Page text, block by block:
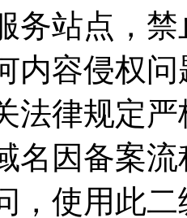
务站点，
内容侵权
法律规定
名因备案
，使用此